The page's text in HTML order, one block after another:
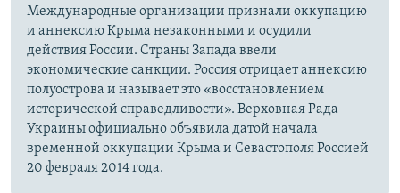
Международные организации признали оккупацию
и аннексию Крыма незаконными и осудили
действия России. Страны Запада ввели
экономические санкции. Россия отрицает аннексию
полуострова и называет это «восстановлением
исторической справедливости». Верховная Рада
Украины официально объявила датой начала
временной оккупации Крыма и Севастополя Россией
20 февраля 2014 года.